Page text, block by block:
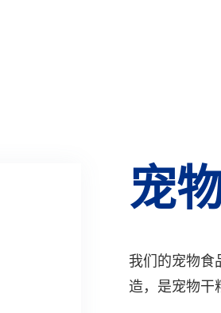
宠
我们的宠物食
造，是宠物干